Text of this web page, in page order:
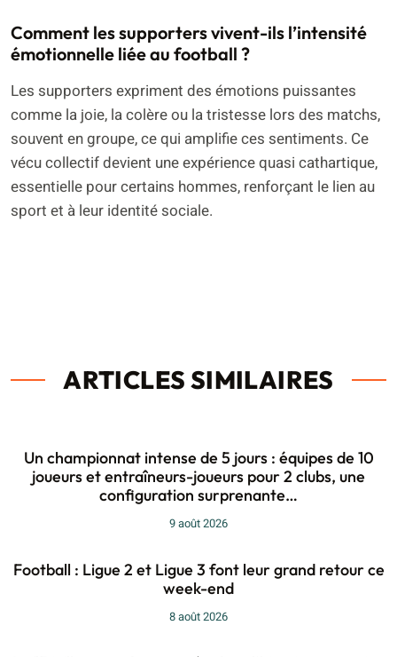
Comment les supporters vivent-ils l’intensité
émotionnelle liée au football ?
Les supporters expriment des émotions puissantes
comme la joie, la colère ou la tristesse lors des matchs,
souvent en groupe, ce qui amplifie ces sentiments. Ce
vécu collectif devient une expérience quasi cathartique,
essentielle pour certains hommes, renforçant le lien au
sport et à leur identité sociale.
ARTICLES SIMILAIRES
Un championnat intense de 5 jours : équipes de 10
joueurs et entraîneurs-joueurs pour 2 clubs, une
configuration surprenante…
9 août 2026
Football : Ligue 2 et Ligue 3 font leur grand retour ce
week-end
8 août 2026